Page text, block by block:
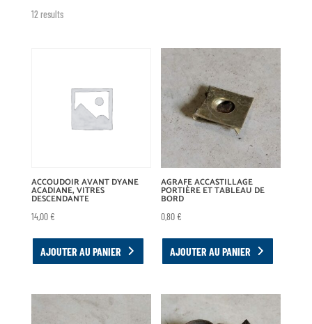
12 results
ACCOUDOIR AVANT DYANE
ACADIANE, VITRES
DESCENDANTE
14,00€
AJOUTER AU PANIER
AGRAFE ACCASTILLAGE
PORTIÈRE ET TABLEAU DE
BORD
0,80€
AJOUTER AU PANIER